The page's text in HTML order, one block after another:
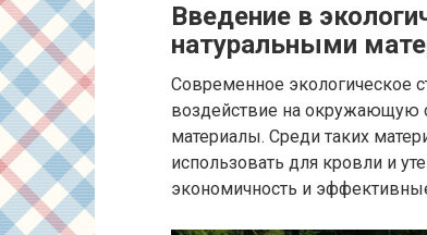
Введение в
натуральными
Современное экологическое
воздействие на окружающую
материалы. Среди таких
использовать для кровли и
экономичность и